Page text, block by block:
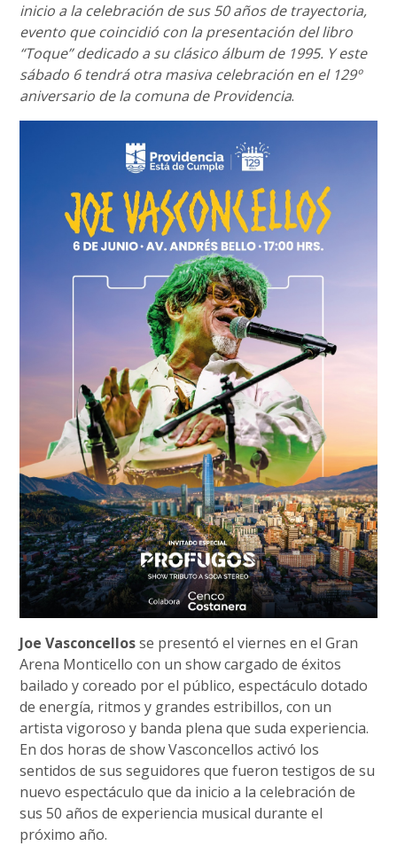
inicio a la celebración de sus 50 años de trayectoria,
evento que coincidió con la presentación del libro
“Toque” dedicado a su clásico álbum de 1995. Y este
sábado 6 tendrá otra masiva celebración en el 129º
aniversario de la comuna de Providencia.
Joe Vasconcellosse presentó el viernes en el Gran
Arena Monticello con un show cargado de éxitos
bailado y coreado por el público, espectáculo dotado
de energía, ritmos y grandes estribillos, con un
artista vigoroso y banda plena que suda experiencia.
En dos horas de show Vasconcellos activó los
sentidos de sus seguidores que fueron testigos de su
nuevo espectáculo que da inicio a la celebración de
sus 50 años de experiencia musical durante el
próximo año.